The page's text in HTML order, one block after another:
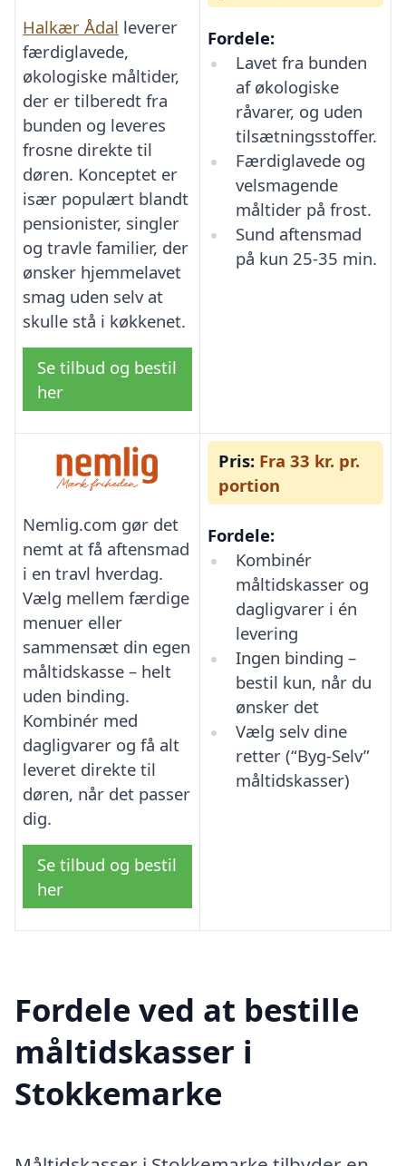
Halkær Ådal leverer
færdiglavede,
økologiske måltider,
der er tilberedt fra
bunden og leveres
frosne direkte til
døren. Konceptet er
især populært blandt
pensionister, singler
og travle familier, der
ønsker hjemmelavet
smag uden selv at
skulle stå i køkkenet.
Se tilbud og bestil
her
Fordele:
Lavet fra bunden
af økologiske
råvarer, og uden
tilsætningsstoffer.
Færdiglavede og
velsmagende
måltider på frost.
Sund aftensmad
på kun 25-35 min.
Nemlig.com gør det
nemt at få aftensmad
i en travl hverdag.
Vælg mellem færdige
menuer eller
sammensæt din egen
måltidskasse – helt
uden binding.
Kombinér med
dagligvarer og få alt
leveret direkte til
døren, når det passer
dig.
Se tilbud og bestil
her
Pris: Fra 33 kr. pr.
portion
Fordele:
Kombinér
måltidskasser og
dagligvarer i én
levering
Ingen binding –
bestil kun, når du
ønsker det
Vælg selv dine
retter (“Byg-Selv”
måltidskasser)
Fordele ved at bestille
måltidskasser i
Stokkemarke